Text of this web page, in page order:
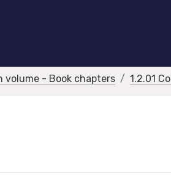
volume - Book chapters 1.2.01